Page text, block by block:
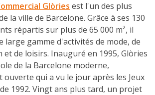
Glòries est l'un des plus
la ville de Barcelone. Grâce à ses 130
répartis sur plus de 65 000 m², il
large gamme d'activités de mode, de
de loisirs. Inauguré en 1995, Glòries
de la Barcelone moderne,
ouverte qui a vu le jour après les Jeux
1992. Vingt ans plus tard, un projet